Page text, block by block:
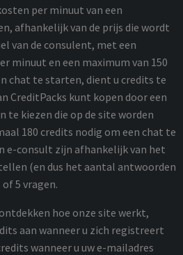
per minuut van een
afhankelijk van de prijs die wordt
van de consulent, met een
minuut en een maximum van 150
​​chat te starten, dient u credits te
CreditPacks kunt kopen door een
te kiezen die op de site worden
180 credits nodig om een ​​chat te
e-consult zijn afhankelijk van het
(en dus het aantal antwoorden
5 vragen.
hoe onze site werkt,
aan wanneer u zich registreert
wanneer u uw e-mailadres